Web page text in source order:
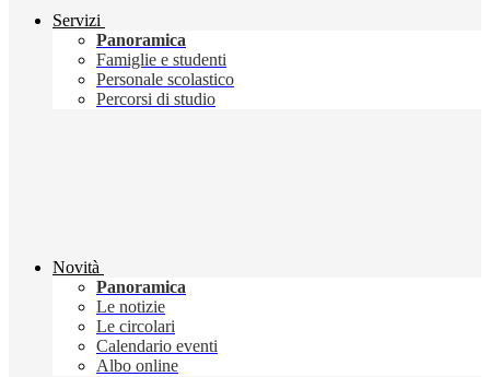
Servizi
Panoramica
Famiglie e studenti
Personale scolastico
Percorsi di studio
Novità
Panoramica
Le notizie
Le circolari
Calendario eventi
Albo online